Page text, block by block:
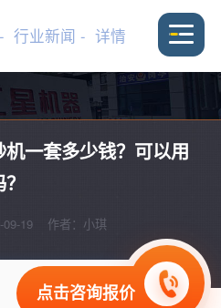
- 行业新闻 - 详情
机一套多少钱？可以用
09-19 作者：小琪
点击咨询报价